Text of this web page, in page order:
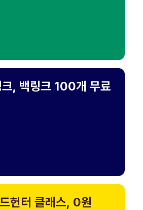
, 백링크 100개 무료
헌터 클래스, 0원